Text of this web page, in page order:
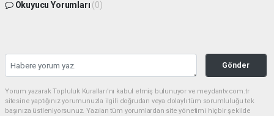
Okuyucu Yorumları (0)
Gönder
Yorum yazarak Topluluk Kuralları’nı kabul etmiş bulunuyor ve meydantv.com.tr
sitesine yaptığınız yorumunuzla ilgili doğrudan veya dolaylı tüm sorumluluğu tek
başınıza üstleniyorsunuz. Yazılan tüm yorumlardan site yönetimi hiçbir şekilde